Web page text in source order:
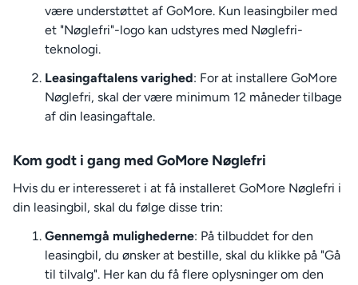
være understøttet af GoMore. Kun leasingbiler med
et "Nøglefri"-logo kan udstyres med Nøglefri-
teknologi.
Leasingaftalens varighed: For at installere GoMore
Nøglefri, skal der være minimum 12 måneder tilbage
af din leasingaftale.
Kom godt i gang med GoMore Nøglefri
Hvis du er interesseret i at få installeret GoMore Nøglefri i
din leasingbil, skal du følge disse trin:
Gennemgå mulighederne: På tilbuddet for den
leasingbil, du ønsker at bestille, skal du klikke på "Gå
til tilvalg". Her kan du få flere oplysninger om den